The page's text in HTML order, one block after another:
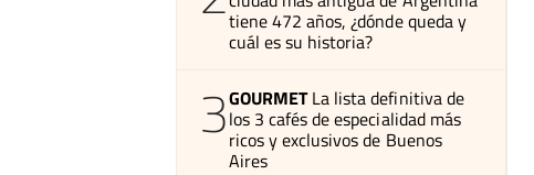
tiene 472 años, ¿dónde queda y
cuál es su historia?
3GOURMET La lista definitiva de
los 3 cafés de especialidad más
ricos y exclusivos de Buenos
Aires